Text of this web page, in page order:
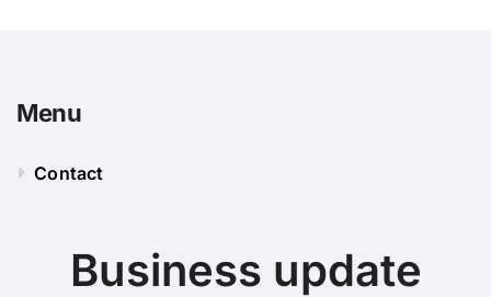
Menu
Contact
Business update